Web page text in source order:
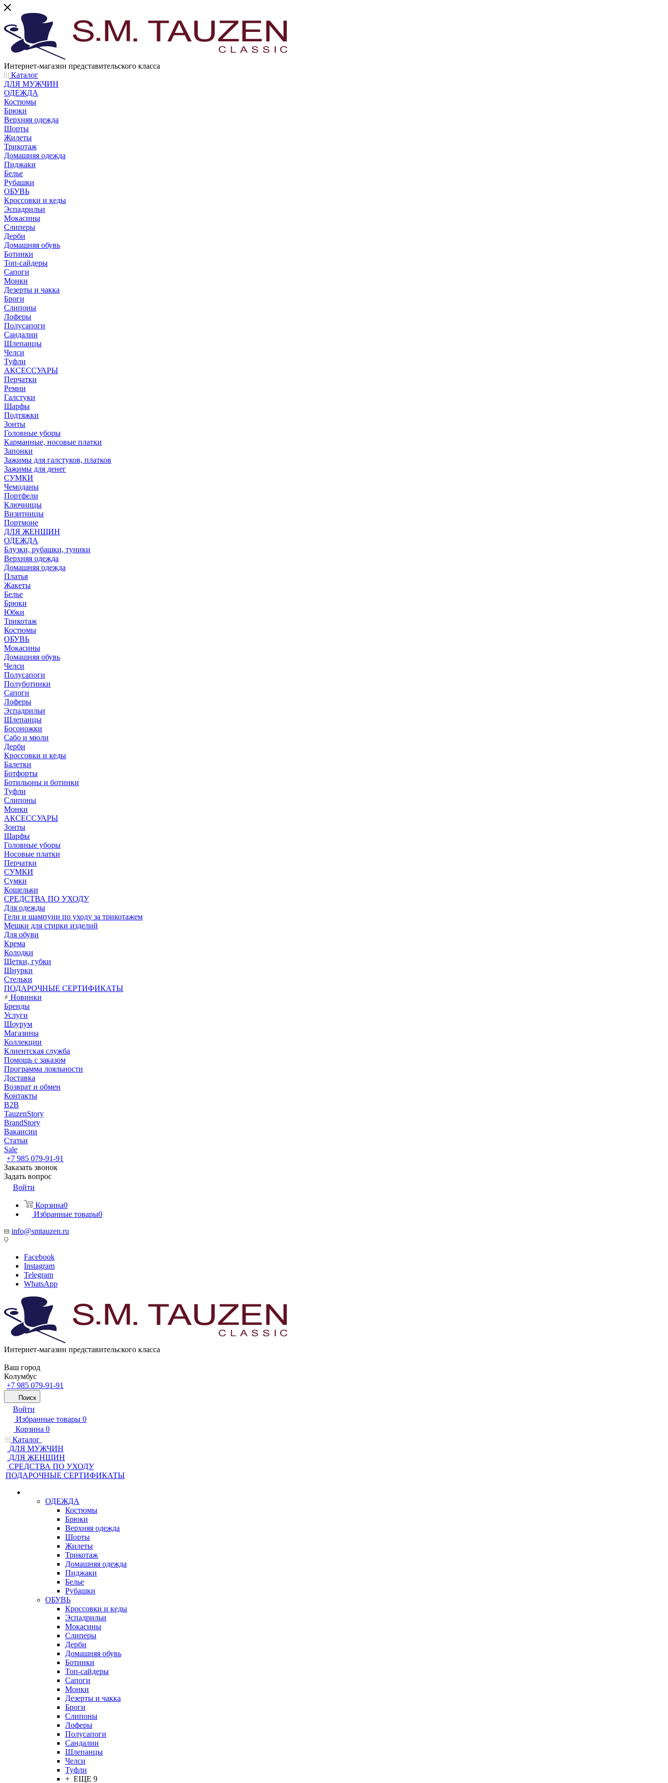
Интернет-магазин представительского класса
Каталог
ДЛЯ МУЖЧИН
ОДЕЖДА
Костюмы
Брюки
Верхняя одежда
Шорты
Жилеты
Трикотаж
Домашняя одежда
Пиджаки
Белье
Рубашки
ОБУВЬ
Кроссовки и кеды
Эспадрильи
Мокасины
Слиперы
Дерби
Домашняя обувь
Ботинки
Топ-сайдеры
Сапоги
Монки
Дезерты и чакка
Броги
Слипоны
Лоферы
Полусапоги
Сандалии
Шлепанцы
Челси
Туфли
АКСЕССУАРЫ
Перчатки
Ремни
Галстуки
Шарфы
Подтяжки
Зонты
Головные уборы
Карманные, носовые платки
Запонки
Зажимы для галстуков, платков
Зажимы для денег
СУМКИ
Чемоданы
Портфели
Ключницы
Визитницы
Портмоне
ДЛЯ ЖЕНЩИН
ОДЕЖДА
Блузки, рубашки, туники
Верхняя одежда
Домашняя одежда
Платья
Жакеты
Белье
Брюки
Юбки
Трикотаж
Костюмы
ОБУВЬ
Мокасины
Домашняя обувь
Челси
Полусапоги
Полуботинки
Сапоги
Лоферы
Эспадрильи
Шлепанцы
Босоножки
Сабо и мюли
Дерби
Кроссовки и кеды
Балетки
Ботфорты
Ботильоны и ботинки
Туфли
Слипоны
Монки
АКСЕССУАРЫ
Зонты
Шарфы
Головные уборы
Носовые платки
Перчатки
СУМКИ
Сумки
Кошельки
CРЕДСТВА ПО УХОДУ
Для одежды
Гели и шампуни по уходу за трикотажем
Мешки для стирки изделий
Для обуви
Крема
Колодки
Щетки, губки
Шнурки
Стельки
ПОДАРОЧНЫЕ СЕРТИФИКАТЫ
Новинки
Бренды
Услуги
Шоурум
Магазины
Коллекции
Клиентская служба
Помощь с заказом
Программа лояльности
Доставка
Возврат и обмен
Контакты
B2B
TauzenStory
BrandStory
Вакансии
Статьи
Sale
+7 985 079-91-91
Заказать звонок
Задать вопрос
Войти
Корзина0
Избранные товары0
info@smtauzen.ru
Facebook
Instagram
Telegram
WhatsApp
Интернет-магазин представительского класса
Ваш город
Колумбус
+7 985 079-91-91
Поиск
Войти
Избранные товары 0
Корзина 0
Каталог
ДЛЯ МУЖЧИН
ДЛЯ ЖЕНЩИН
CРЕДСТВА ПО УХОДУ
ПОДАРОЧНЫЕ СЕРТИФИКАТЫ
ОДЕЖДА
Костюмы
Брюки
Верхняя одежда
Шорты
Жилеты
Трикотаж
Домашняя одежда
Пиджаки
Белье
Рубашки
ОБУВЬ
Кроссовки и кеды
Эспадрильи
Мокасины
Слиперы
Дерби
Домашняя обувь
Ботинки
Топ-сайдеры
Сапоги
Монки
Дезерты и чакка
Броги
Слипоны
Лоферы
Полусапоги
Сандалии
Шлепанцы
Челси
Туфли
+ ЕЩЕ 9